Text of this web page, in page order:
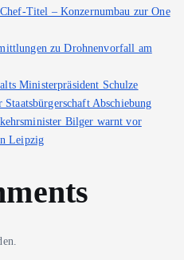
Titel – Konzernumbau zur One
zu Drohnenvorfall am
Ministerpräsident Schulze
Abschiebung
Bilger warnt vor
Leipzig